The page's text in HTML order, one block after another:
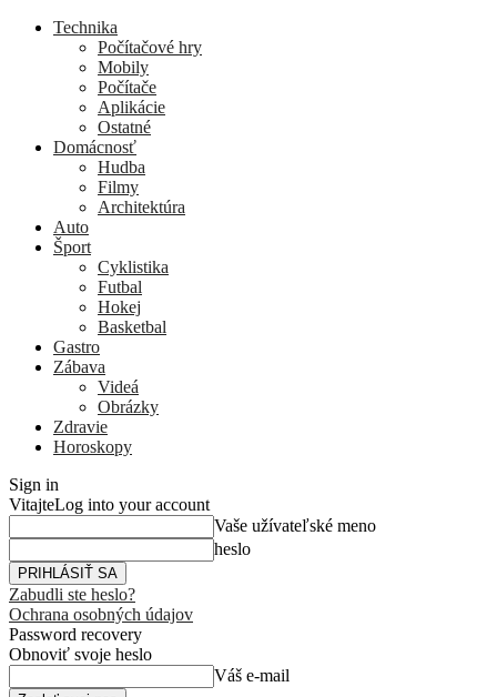
Technika
Počítačové hry
Mobily
Počítače
Aplikácie
Ostatné
Domácnosť
Hudba
Filmy
Architektúra
Auto
Šport
Cyklistika
Futbal
Hokej
Basketbal
Gastro
Zábava
Videá
Obrázky
Zdravie
Horoskopy
Sign in
VitajteLog into your account
Vaše užívateľské meno
heslo
Zabudli ste heslo?
Ochrana osobných údajov
Password recovery
Obnoviť svoje heslo
Váš e-mail